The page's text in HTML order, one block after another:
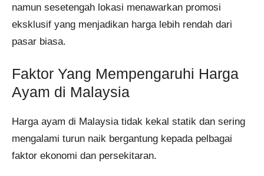
namun sesetengah lokasi menawarkan promosi
eksklusif yang menjadikan harga lebih rendah dari
pasar biasa.
Faktor Yang Mempengaruhi Harga
Ayam di Malaysia
Harga ayam di Malaysia tidak kekal statik dan sering
mengalami turun naik bergantung kepada pelbagai
faktor ekonomi dan persekitaran.